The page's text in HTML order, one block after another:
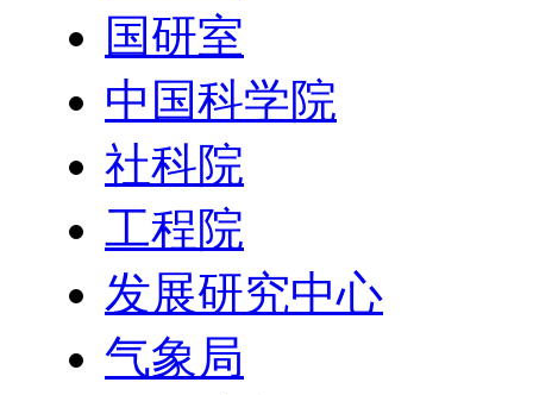
国研室
中国科学院
社科院
工程院
发展研究中心
气象局